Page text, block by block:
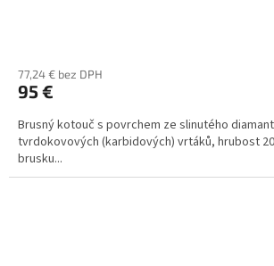
77,24 € bez DPH
95 €
Brusný kotouč s povrchem ze slinutého
tvrdokovových (karbidových) vrtáků, hrubost
brusku...